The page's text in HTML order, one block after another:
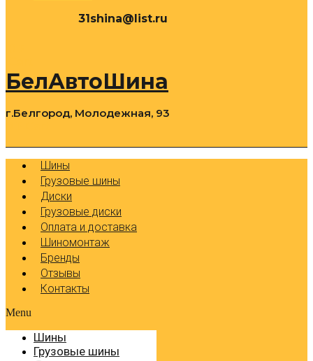
31shina@list.ru
БелАвтоШина
г.Белгород, Молодежная, 93
Шины
Грузовые шины
Диски
Грузовые диски
Оплата и доставка
Шиномонтаж
Бренды
Отзывы
Контакты
Menu
Шины
Грузовые шины